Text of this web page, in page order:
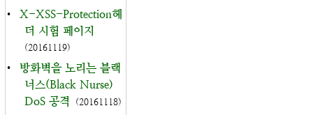
•
X-XSS-Protection헤
더 시험 페이지
(20161119)
•
방화벽을 노리는 블랙
너스(Black Nurse)
DoS 공격
(20161118)